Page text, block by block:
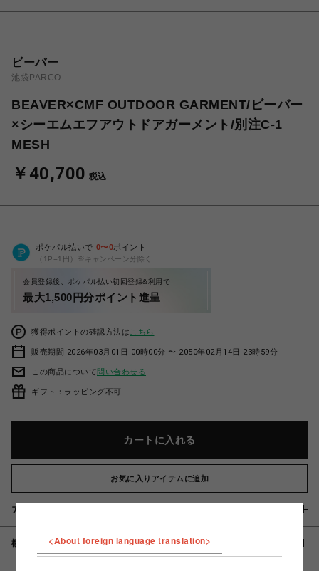
ビーバー
池袋PARCO
BEAVER×CMF OUTDOOR GARMENT/ビーバー
×シーエムエフアウトドアガーメント/別注C-1
MESH
￥40,700 税込
ポケパル払いで 0〜0ポイント
（1P=1円）※キャンペーン分除く
会員登録後、ポケパル払い初回登録&利用で
最大1,500円分ポイント進呈
獲得ポイントの確認方法は こちら
販売期間 2026年03月01日 00時00分 〜 2050年02月14日 23時59分
この商品について問い合わせる
ギフト：ラッピング不可
カートに入れる
お気に入りアイテムに追加
アイテム説明 / 素材
概要 <About foreign language translation>